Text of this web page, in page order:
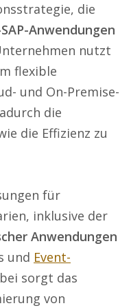
die
Anwendungen
nutzt
flexible
und On-Premise-
die
die Effizienz zu
für
inklusive der
Anwendungen
und Event-
sorgt das
von